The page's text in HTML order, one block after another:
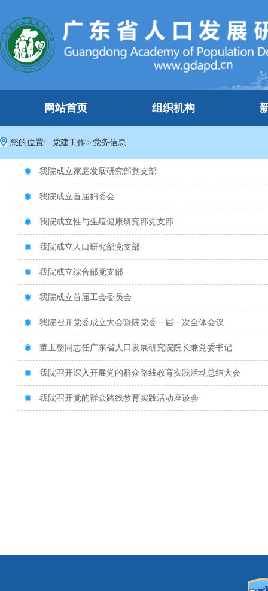
网站首页 组织机构
您的位置: 党建工作> 党务信息
 我院成立家庭发展研究部党支部
 我院成立首届妇委会
 我院成立性与生殖健康研究部党支部
 我院成立人口研究部党支部
 我院成立综合部党支部
 我院成立首届工会委员会
 我院召开党委成立大会暨院党委一届一次全体会议
 董玉整同志任广东省人口发展研究院院长兼党委书记
 我院召开深入开展党的群众路线教育实践活动总结大会
 我院召开党的群众路线教育实践活动座谈会